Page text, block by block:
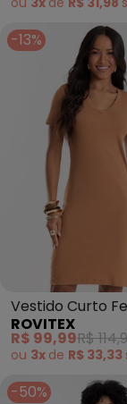
-13%
Vestido Curto
Ribana Canelada
(Marrom)
ROVITEX
R$ 99,99R$
ou 3x de R$ 33,33
-50%